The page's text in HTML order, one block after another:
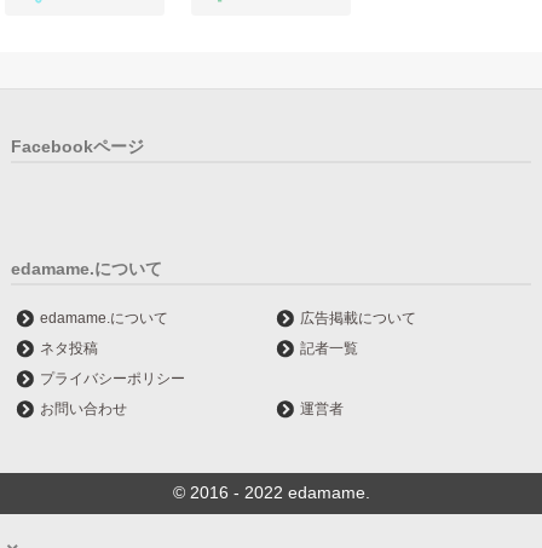
Facebookページ
edamame.について
edamame.について
広告掲載について
ネタ投稿
記者一覧
プライバシーポリシー
お問い合わせ
運営者
© 2016 - 2022 edamame.